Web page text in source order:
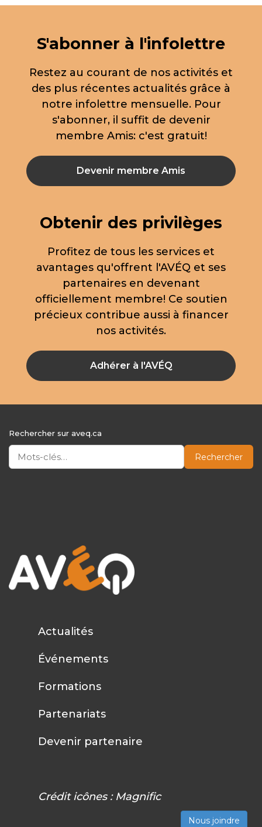
S'abonner à l'infolettre
Restez au courant de nos activités et
des plus récentes actualités grâce à
notre infolettre mensuelle. Pour
s'abonner, il suffit de devenir
membre Amis: c'est gratuit!
Devenir membre Amis
Obtenir des privilèges
Profitez de tous les services et
avantages qu'offrent l'AVÉQ et ses
partenaires en devenant
officiellement membre! Ce soutien
précieux contribue aussi à financer
nos activités.
Adhérer à l'AVÉQ
Rechercher sur aveq.ca
Rechercher
Actualités
Événements
Formations
Partenariats
Devenir partenaire
Crédit icônes : Magnific
Nous joindre